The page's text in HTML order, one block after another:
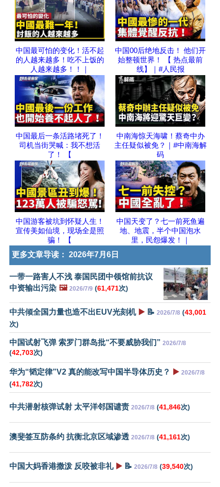
中国最可怕的变化！活不起
的人越来越多！吃不上饭的
人越来越多！！｜
中国00后绝地反击！ 他们开
始整顿世界！ 【 热点最前
线】｜#人民报
中国最后一条活路堵死了！
司机当街哭喊：我不想活
了！ 【
中南海惊天海啸！蔡奇中办
主任疑似被免？｜#中南海解
码
中国游客被坑到怀疑人生！
宣传美如仙境，现场全是照
骗！ 【
中国天变了？七一前死鱼遍
地、地震，半个中国泡水
里，民怨爆发！｜
更多文章导读： 2026年7月6日
一带一路害人不浅 泰国民团中领馆前抗议
中资输出污染 🖼️ 2026/7/9 (61,471次)
中共倾全国力量也造不出EUV光刻机 ▶️ 📝 2026/7/8 (43,001
次)
中国试射飞弹 索罗门群岛批“不要威胁我们” 2026/7/8
(42,703次)
华为“韬定律”V2 真的能改写中国半导体历史？ ▶️ 2026/7/8
(41,782次)
中共潜射核弹试射 太平洋邻国谴责 2026/7/8 (41,846次)
澳斐签互防条约 抗衡北京区域渗透 2026/7/8 (41,161次)
中国大妈香港撒泼 反咬被非礼 ▶️ 📝 2026/7/8 (39,540次)